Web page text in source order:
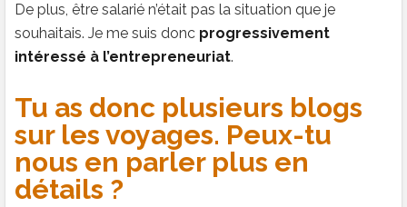
De plus, être salarié n’était pas la situation que je
souhaitais. Je me suis donc progressivement
intéressé à l’entrepreneuriat.
Tu as donc plusieurs blogs
sur les voyages. Peux-tu
nous en parler plus en
détails ?